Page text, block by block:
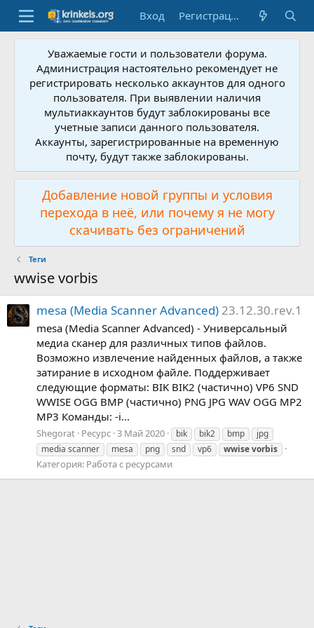
Вход Регистрация
Уважаемые гости и пользователи форума.
Администрация настоятельно рекомендует не
регистрировать несколько аккаунтов для одного
пользователя. При выявлении наличия
мультиаккаунтов будут заблокированы все
учетные записи данного пользователя.
Аккаунты, зарегистрированные на временную
почту, будут также заблокированы.
Добавление новой группы и условия
перехода в неё, или почему я не могу
скачивать без ограничений
Теги
wwise vorbis
mesa (Media Scanner Advanced) 23.12.30.rev.1
mesa (Media Scanner Advanced) - Универсальный
медиа сканер для различных типов файлов.
Возможно извлечение найденных файлов, а также
затирание в исходном файле. Поддерживает
следующие форматы: BIK BIK2 (частично) VP6 SND
WWISE OGG BMP (частично) PNG JPG WAV OGG MP2
MP3 Команды: -i...
Shegorat Ресурс 3 Май 2020 bik bik2 bmp
jpg
media scanner
mesa png snd vp6 wwisevorbis
Категория: Работа с ресурсами